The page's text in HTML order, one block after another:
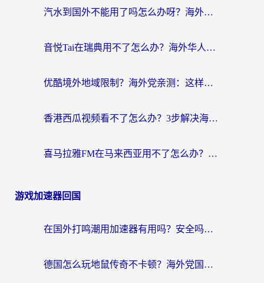
汽水到国外不能用了吗怎么办呀？海外党追剧看片的救星在这里！
音悦Tai在瑞典用不了怎么办？海外华人追剧听歌的实用指南
优酷境外地域限制？海外党亲测：这样看国内剧再也不卡（附3个实用场景解决）
香港西瓜视频看不了怎么办？3步解决海外追剧难题，附靠谱加速器推荐
喜马拉雅FM在马来西亚用不了怎么办？海外华人亲测有效的回国加速指南
游戏加速器回国
在国外打鸣潮用加速器有用吗？安全吗？海外玩家国服游戏加速全指南
德国怎么玩地鼠传奇不卡顿？海外党国服游戏加速全攻略（含战双EVE实用指南）